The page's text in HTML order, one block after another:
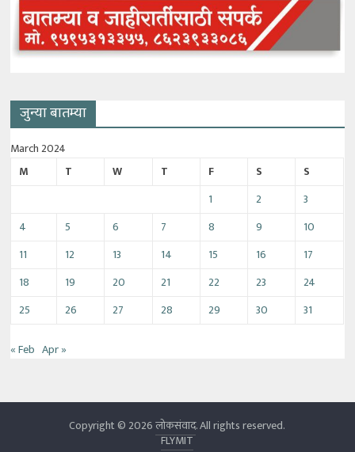
जुन्या बातम्या
March 2024
M
T W T F S
S
1
2
3
4
5 6 7 8 9
10
11
12 13 14 15 16
17
18
19 20 21 22 23
24
25
26 27 28 29 30 31
« Feb Apr »
Copyright © 2026लोकसंवाद. All rights reserved.
FLYMIT